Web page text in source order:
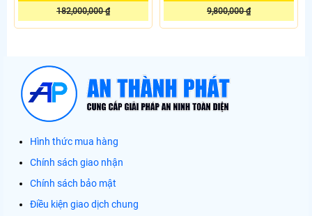
182,000,000 ₫ 9,800,000 ₫
Hình thức mua hàng
Chính sách giao nhận
Chính sách bảo mật
Điều kiện giao dịch chung